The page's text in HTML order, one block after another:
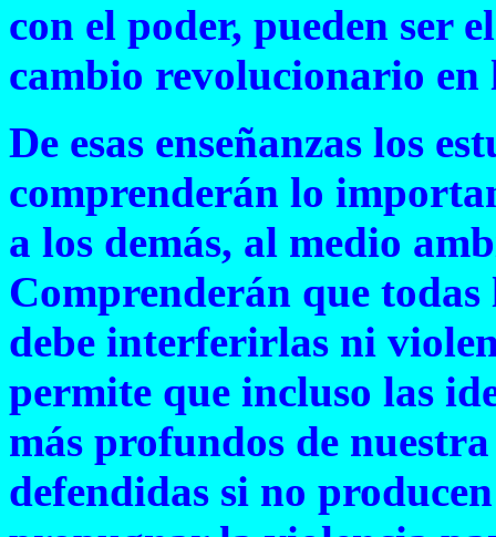
con el poder, pueden ser
cambio revolucionario en
De esas enseñanzas los
comprenderán lo
a los demás, al medio
Comprenderán que
debe interferirlas ni
permite que incluso las
más profundos de
defendidas si no